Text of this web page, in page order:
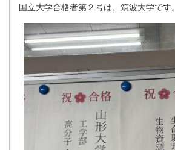
国立大学合格者第２号は、筑波大学です。